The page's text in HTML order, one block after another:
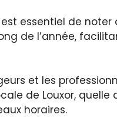
est essentiel de noter
de l’année,
et les
de Louxor,
horaires.